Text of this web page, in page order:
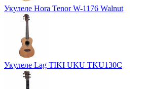
Укулеле Hora Tenor W-1176 Walnut
Укулеле Lag TIKI UKU TKU130C